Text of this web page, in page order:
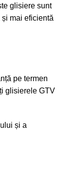
glisiere sunt
mai eficientă
pe termen
glisierele GTV
și a